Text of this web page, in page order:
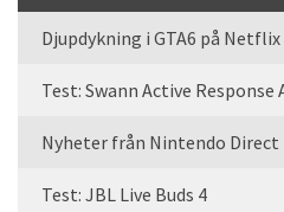
Djupdykning i GTA6 på
Test: Swann Active Response
Nyheter från Nintendo Direct
Test: JBL Live Buds 4